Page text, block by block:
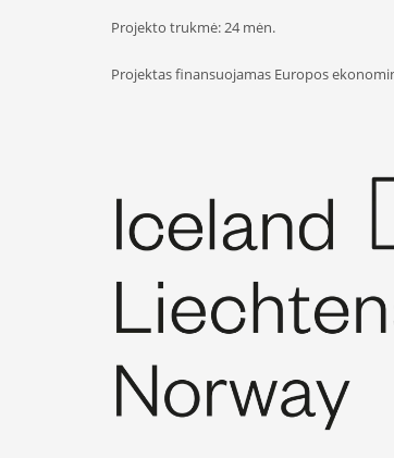
Projekto trukmė: 24 mėn.
Projektas finansuojamas Europos